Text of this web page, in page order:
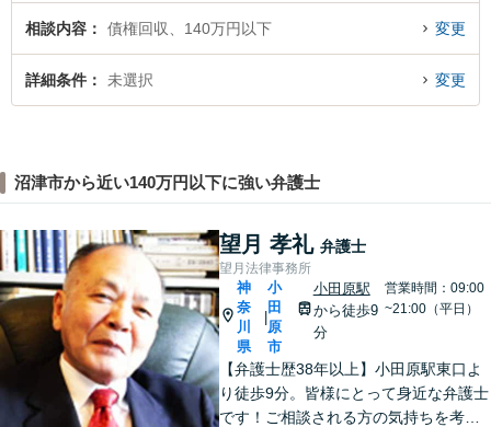
相談内容 債権回収、140万円以下 変更
詳細条件 未選択 変更
沼津市から近い140万円以下に強い弁護士
望月 孝礼 弁護士
望月法律事務所
神
奈
川
県
小
田
原
市
小田原駅
から徒歩9
分
営業時間：09:00
~21:00（平日）
【弁護士歴38年以上】小田原駅東口よ
り徒歩9分。皆様にとって身近な弁護士
です！ご相談される方の気持ちを考え